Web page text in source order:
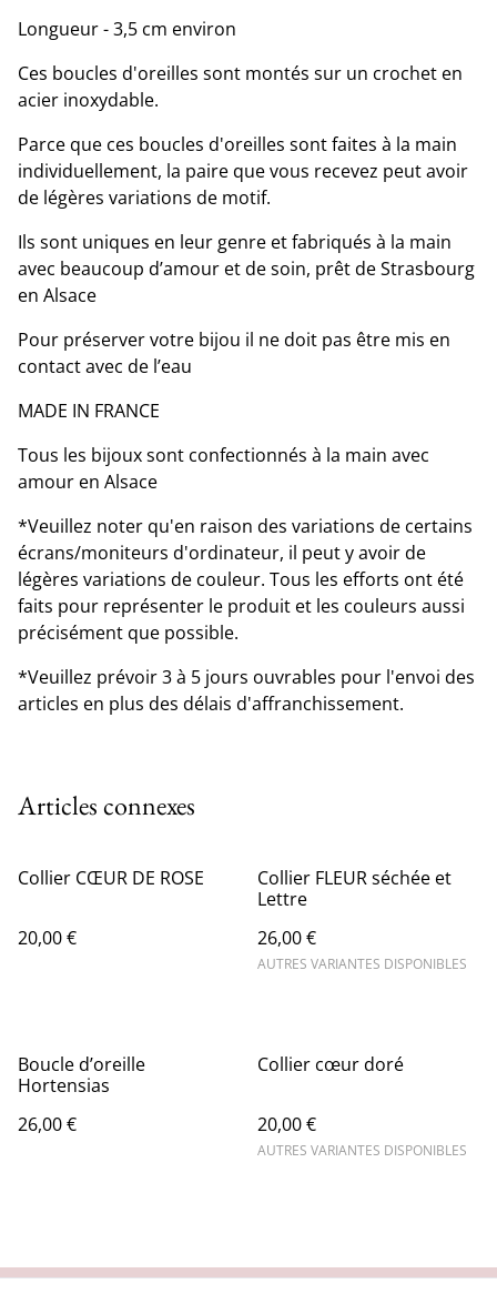
Longueur - 3,5 cm environ
Ces boucles d'oreilles sont montés sur un crochet en
acier inoxydable.
Parce que ces boucles d'oreilles sont faites à la main
individuellement, la paire que vous recevez peut avoir
de légères variations de motif.
Ils sont uniques en leur genre et fabriqués à la main
avec beaucoup d’amour et de soin, prêt de Strasbourg
en Alsace
Pour préserver votre bijou il ne doit pas être mis en
contact avec de l’eau
MADE IN FRANCE
Tous les bijoux sont confectionnés à la main avec
amour en Alsace
*Veuillez noter qu'en raison des variations de certains
écrans/moniteurs d'ordinateur, il peut y avoir de
légères variations de couleur. Tous les efforts ont été
faits pour représenter le produit et les couleurs aussi
précisément que possible.
*Veuillez prévoir 3 à 5 jours ouvrables pour l'envoi des
articles en plus des délais d'affranchissement.
Articles connexes
Collier CŒUR DE ROSE
20,00 €
Collier FLEUR séchée et
Lettre
26,00 €
AUTRES VARIANTES DISPONIBLES
Boucle d’oreille
Hortensias
26,00 €
Collier cœur doré
20,00 €
AUTRES VARIANTES DISPONIBLES